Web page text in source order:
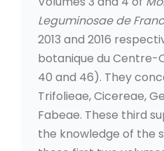
Leguminosae de
2013 and 2016
botanique du Centre-
40 and 46). They
Trifolieae, Cicereae,
Fabeae. These third
the knowledge of the